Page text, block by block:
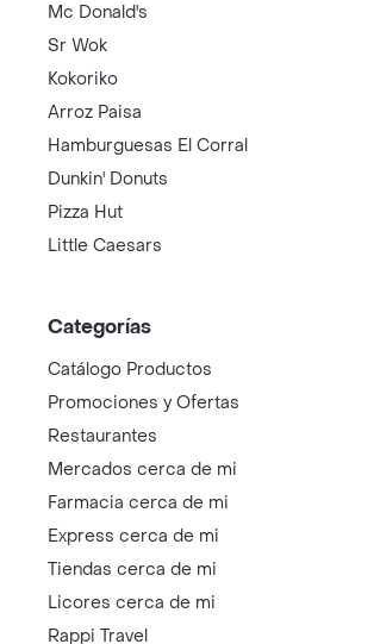
Mc Donald's
Sr Wok
Kokoriko
Arroz Paisa
Hamburguesas El Corral
Dunkin' Donuts
Pizza Hut
Little Caesars
Categorías
Catálogo Productos
Promociones y Ofertas
Restaurantes
Mercados cerca de mi
Farmacia cerca de mi
Express cerca de mi
Tiendas cerca de mi
Licores cerca de mi
Rappi Travel